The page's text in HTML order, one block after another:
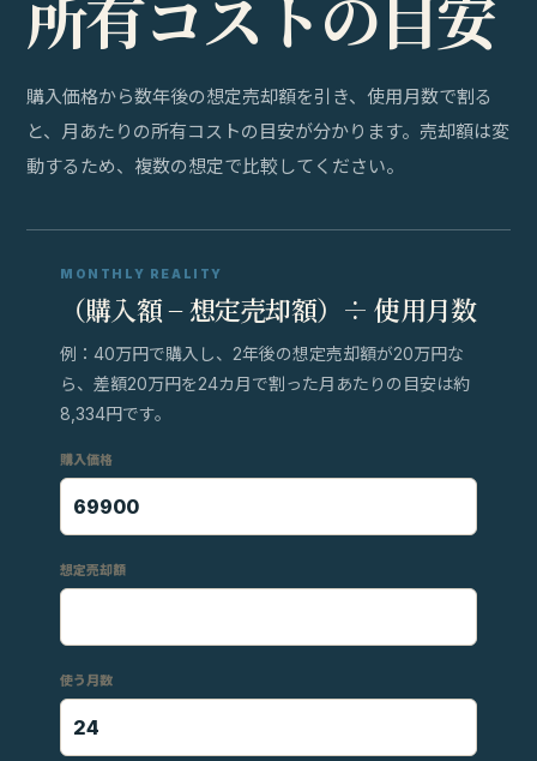
所有コス トの 目安
購入価格から数年後の想定売却額を引き、使用月数で割る
と、月あたりの所有コストの目安が分かります。売却額は変
動するため、複数の想定で比較してください。
MONTHLY REALITY
（購入額 − 想定売却額）÷ 使用月数
例：40万円で購入し、2年後の想定売却額が20万円な
ら、差額20万円を24カ月で割った月あたりの目安は約
8,334円です。
購入価格
想定売却額
使う月数